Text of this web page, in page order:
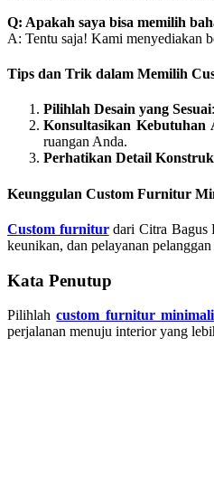
Q: Apakah saya bisa memilih
A: Tentu saja! Kami menyediakan
Tips dan Trik dalam Memilih
Pilihlah Desain yang Sesuai
Konsultasikan Kebutuhan
ruangan Anda.
Perhatikan Detail
Keunggulan Custom Furnitur
Custom furniturdari Citra Bagus
keunikan, dan pelayanan
Kata Penutup
Pilihlahcustom furnitur
perjalanan menuju interior yang